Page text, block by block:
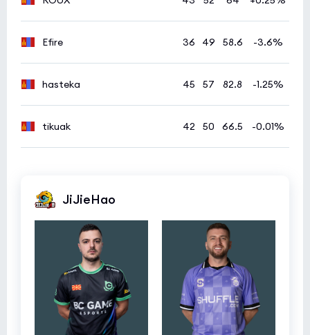
Efire 36 49 58.6 -3.6%
hasteka 45 57 82.8 -1.25%
tikuak 42 50 66.5 -0.01%
JiJieHao